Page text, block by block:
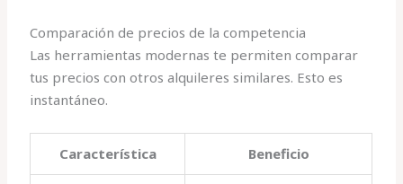
Comparación de precios de la competencia
Las herramientas modernas te permiten comparar
tus precios con otros alquileres similares. Esto es
instantáneo.
Característica Beneficio